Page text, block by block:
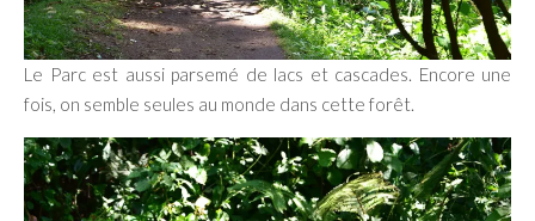
Le Parc est aussi parsemé de lacs et cascades. Encore une
fois, on semble seules au monde dans cette forêt.